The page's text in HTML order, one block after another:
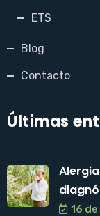
ETS
Blog
Contacto
Últimas
16